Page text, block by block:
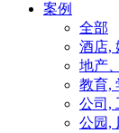
案例
全部
酒店,
地产
教育,
公司,
公园,